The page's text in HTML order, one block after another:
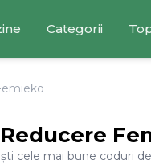
Categorii
cele mai bune coduri